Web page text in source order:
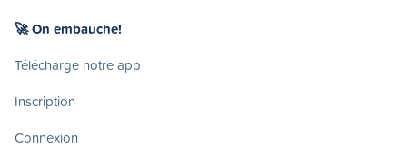
🚀 On embauche!
Télécharge notre app
Inscription
Connexion